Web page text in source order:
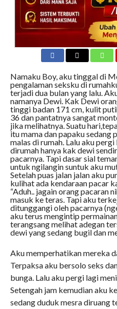
Namaku Boy, aku tinggal di
pengalaman seksku di
terjadi dua bulan yang lalu.
namanya Dewi. Kak Dewi
tinggi badan 171 cm, kulit
36 dan pantatnya sangat
jika melihatnya. Suatu
itu mama dan papaku sedang
malas di rumah. Lalu aku
dirumah hanya kak dewi
pacarnya. Tapi dasar sial
untuk ngilangin suntuk aku
Setelah puas jalan jalan aku
kulihat ada kendaraan pacar
“Aduh.. jagain orang pacaran
masuk ke teras. Tapi aku
ditunggangi oleh pacarnya
aku terus mengintip
terangsang melihat adegan
dewi yang sedang bugil dan
Aku memperhatikan mereka
Terpaksa aku bersolo seks
bunga. Lalu aku pergi lagi
Setengah jam kemudian aku
sedang duduk mesra diruang